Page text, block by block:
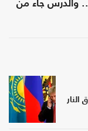
والدرس جاء من